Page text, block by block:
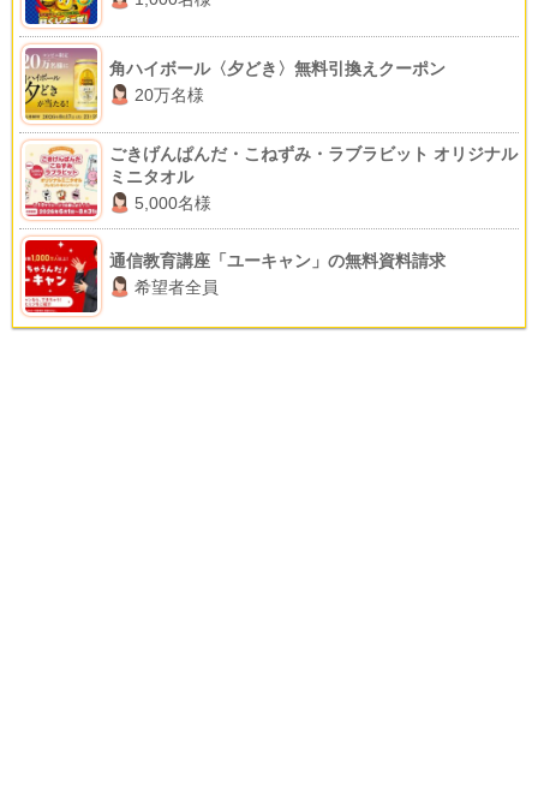
角ハイボール〈夕どき〉無料引換えクーポン
20万名様
ごきげんぱんだ・こねずみ・ラブラビット オリジナル
ミニタオル
5,000名様
通信教育講座「ユーキャン」の無料資料請求
希望者全員